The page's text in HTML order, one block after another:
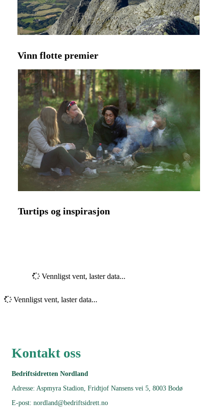
Vinn flotte premier
Turtips og inspirasjon
Vennligst vent, laster data...
Vennligst vent, laster data...
Kontakt oss
Bedriftsidretten Nordland
Adresse: Aspmyra Stadion, Fridtjof Nansens vei 5, 8003 Bodø
E-post: nordland@bedriftsidrett.no